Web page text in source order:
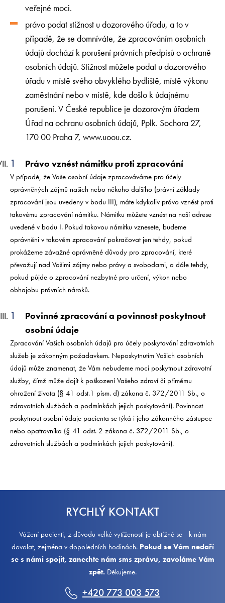
veřejné moci.
právo podat stížnost u dozorového úřadu, a to v
případě, že se domníváte, že zpracováním osobních
údajů dochází k porušení právních předpisů o ochraně
osobních údajů. Stížnost můžete podat u dozorového
úřadu v místě svého obvyklého bydliště, místě výkonu
zaměstnání nebo v místě, kde došlo k údajnému
porušení. V České republice je dozorovým úřadem
Úřad na ochranu osobních údajů, Pplk. Sochora 27,
170 00 Praha 7, www.uoou.cz.
Právo vznést námitku proti zpracování
V případě, že Vaše osobní údaje zpracováváme pro účely
oprávněných zájmů našich nebo někoho dalšího (právní základy
zpracování jsou uvedeny v bodu III), máte kdykoliv právo vznést proti
takovému zpracování námitku. Námitku můžete vznést na naší adrese
uvedené v bodu I. Pokud takovou námitku vznesete, budeme
oprávněni v takovém zpracování pokračovat jen tehdy, pokud
prokážeme závažné oprávněné důvody pro zpracování, které
převažují nad Vašimi zájmy nebo právy a svobodami, a dále tehdy,
pokud půjde o zpracování nezbytné pro určení, výkon nebo
obhajobu právních nároků.
Povinné zpracování a povinnost poskytnout
osobní údaje
Zpracování Vašich osobních údajů pro účely poskytování zdravotních
služeb je zákonným požadavkem. Neposkytnutím Vašich osobních
údajů může znamenat, že Vám nebudeme moci poskytnout zdravotní
služby, čímž může dojít k poškození Vašeho zdraví či přímému
ohrožení života (§ 41 odst.1 písm. d) zákona č. 372/2011 Sb., o
zdravotních službách a podmínkách jejich poskytování). Povinnost
poskytnout osobní údaje pacienta se týká i jeho zákonného zástupce
nebo opatrovníka (§ 41 odst. 2 zákona č. 372/2011 Sb., o
zdravotních službách a podmínkách jejich poskytování).
RYCHLÝ KONTAKT
Vážení pacienti, z důvodu velké vytíženosti je obtížné se k nám
dovolat, zejména v dopoledních hodinách. Pokud se Vám nedaří
se s námi spojit, zanechte nám sms zprávu, zavoláme Vám
zpět.Děkujeme.
+420 773 003 573